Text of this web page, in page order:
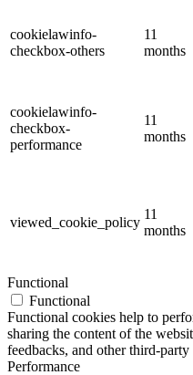
cookielawinfo-
checkbox-others
11
months
cookielawinfo-
checkbox-
performance
11
months
viewed_cookie_policy
11
months
Functional
Functional
Functional cookies help to
sharing the content of the
feedbacks, and other third-party
Performance